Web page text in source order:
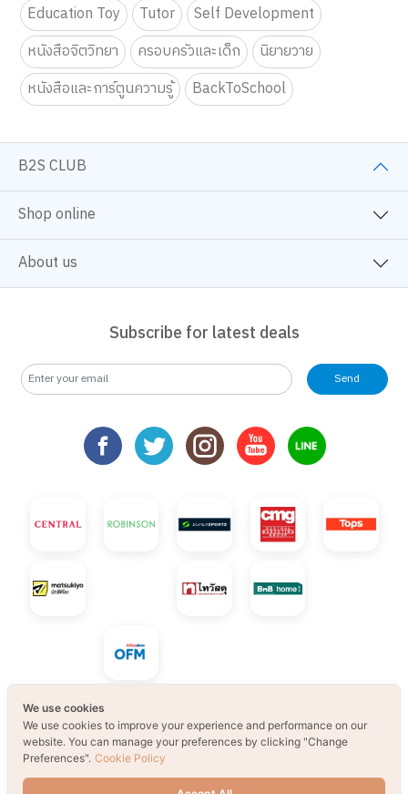
Education Toy
Tutor
Self Development
หนังสือจิตวิทยา
ครอบครัวและเด็ก
นิยายวาย
หนังสือและการ์ตูนความรู้
BackToSchool
B2S CLUB
Shop online
About us
Subscribe for latest deals
Send
© 2021 B2S CLUB, All rights reserved. Web
Design by
We use cookies
We use cookies to improve your experience and performance on our
website. You can manage your preferences by clicking "Change
Preferences". Cookie Policy